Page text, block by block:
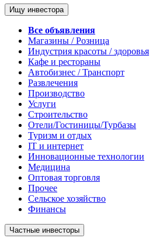
Ищу инвестора
Все объявления
Магазины / Розница
Индустрия красоты / здоровья
Кафе и рестораны
Автобизнес / Транспорт
Развлечения
Производство
Услуги
Строительство
Отели/Гостиницы/Турбазы
Туризм и отдых
IT и интернет
Инновационные технологии
Медицина
Оптовая торговля
Прочее
Сельское хозяйство
Финансы
Частные инвесторы